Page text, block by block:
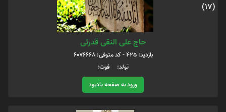
(17)
حاج علی النقی قدرتی
بازدید: 425 - کد متوفی: 6076668
تولد: فوت:
ورود به صفحه یادبود